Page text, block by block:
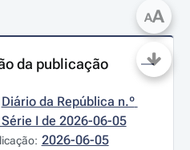
da publicação
Diário da República n.º
I de 2026-06-05
2026-06-05
AA